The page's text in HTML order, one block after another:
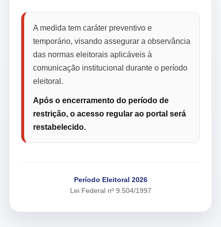
A medida tem caráter preventivo e
temporário, visando assegurar a observância
das normas eleitorais aplicáveis à
comunicação institucional durante o período
eleitoral.
Após o encerramento do período de
restrição, o acesso regular ao portal será
restabelecido.
Período Eleitoral 2026
Lei Federal nº 9.504/1997